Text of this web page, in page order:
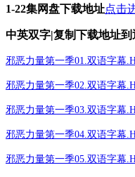
1-22集网盘下载地址点击
中英双字|复制下载地址
邪恶力量第一季01.双语字幕
邪恶力量第一季02.双语字幕
邪恶力量第一季03.双语字幕
邪恶力量第一季04.双语字幕
邪恶力量第一季05.双语字幕